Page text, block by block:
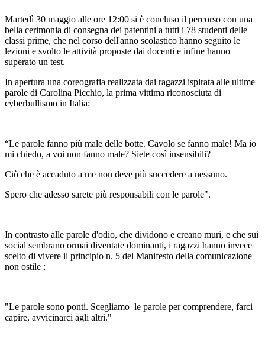
Martedì 30 maggio alle ore 12:00 si è concluso il percorso con una
bella cerimonia di consegna dei patentini a tutti i 78 studenti delle
classi prime, che nel corso dell'anno scolastico hanno seguito le
lezioni e svolto le attività proposte dai docenti e infine hanno
superato un test.
In apertura una coreografia realizzata dai ragazzi ispirata alle ultime
parole di Carolina Picchio, la prima vittima riconosciuta di
cyberbullismo in Italia:
“Le parole fanno più male delle botte. Cavolo se fanno male! Ma io
mi chiedo, a voi non fanno male? Siete così insensibili?
Ciò che è accaduto a me non deve più succedere a nessuno.
Spero che adesso sarete più responsabili con le parole".
In contrasto alle parole d'odio, che dividono e creano muri, e che sui
social sembrano ormai diventate dominanti, i ragazzi hanno invece
scelto di vivere il principio n. 5 del Manifesto della comunicazione
non ostile :
"Le parole sono ponti. Scegliamo le parole per comprendere, farci
capire, avvicinarci agli altri."